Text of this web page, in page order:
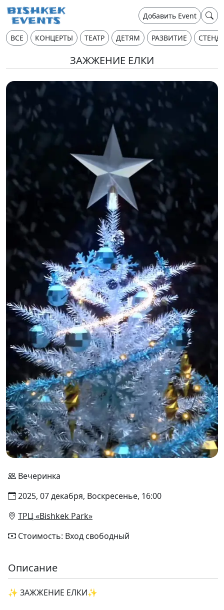
Добавить Event
ВСЕ КОНЦЕРТЫ ТЕАТР ДЕТЯМ РАЗВИТИЕ
ЗАЖЖЕНИЕ ЕЛКИ
Вечеринка
2025, 07 декабря, Воскресенье, 16:00
ТРЦ «Bishkek Park»
Стоимость: Вход свободный
Описание
✨ ЗАЖЖЕНИЕ ЕЛКИ✨